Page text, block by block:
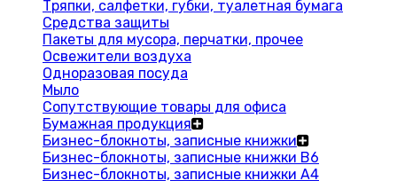
Тряпки, салфетки, губки, туалетная бумага
Средства защиты
Пакеты для мусора, перчатки, прочее
Освежители воздуха
Одноразовая посуда
Мыло
Сопутствующие товары для офиса
Бумажная продукция
Бизнес-блокноты, записные книжки
Бизнес-блокноты, записные книжки В6
Бизнес-блокноты, записные книжки A4